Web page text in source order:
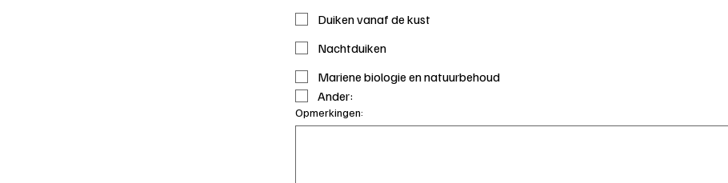
Duiken vanaf de kust
Nachtduiken
Mariene biologie en natuurbehoud
Ander:
Opmerkingen: